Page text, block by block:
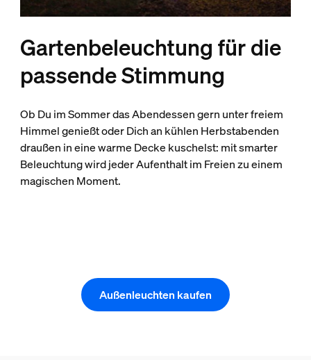
Gartenbeleuchtung für die
passende Stimmung
Ob Du im Sommer das Abendessen gern unter freiem
Himmel genießt oder Dich an kühlen Herbstabenden
draußen in eine warme Decke kuschelst: mit smarter
Beleuchtung wird jeder Aufenthalt im Freien zu einem
magischen Moment.
Außenleuchten kaufen